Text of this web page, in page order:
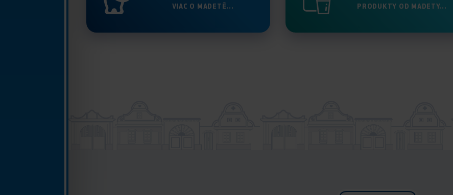
VIAC O MADETĚ... PRODUKTY OD MADETY...